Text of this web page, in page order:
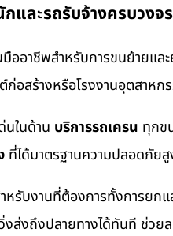
ละรถรับจ้างครบวงจ
อาชีพสำหรับการขนย้ายแล
ต์ก่อสร้างหรือโรงงานอุตสา
นในด้าน บริการรถเครน ทุกข
ที่ได้มาตรฐานความปลอดภัย
หรับงานที่ต้องการทั้งการยก
งส่งถึงปลายทางได้ทันที ช่วย